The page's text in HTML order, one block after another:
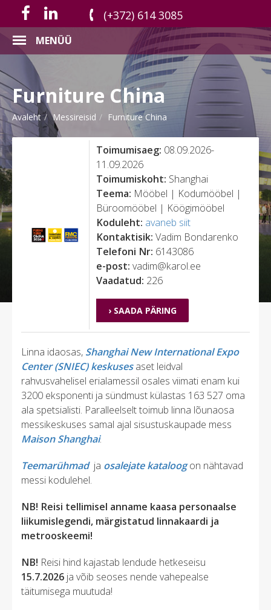
(+372) 614 3085
MENÜÜ
Furniture China
Avaleht Messireisid Furniture China
Toimumisaeg: 08.09.2026-
11.09.2026
Toimumiskoht: Shanghai
Teema: Mööbel | Kodumööbel |
Büroomööbel | Köögimööbel
Koduleht: avaneb siit
Kontaktisik:Vadim Bondarenko
Telefoni Nr: 6143086
e-post:vadim@karol.ee
Vaadatud: 226
› SAADA PÄRING
Linna idaosas, Shanghai New International Expo
Center (SNIEC) keskusesaset leidval
rahvusvahelisel erialamessil osales viimati enam kui
3200 eksponenti ja sündmust külastas 163 527 oma
ala spetsialisti. Paralleelselt toimub linna lõunaosa
messikeskuses samal ajal sisustuskaupade mess
Maison Shanghai.
Teemarühmad ja osalejate kataloogon nähtavad
messi kodulehel.
NB! Reisi tellimisel anname kaasa personaalse
liikumislegendi, märgistatud linnakaardi ja
metrooskeemi!
NB! Reisi hind kajastab lendude hetkeseisu
15.7.2026 ja võib seoses nende vahepealse
täitumisega muutuda!